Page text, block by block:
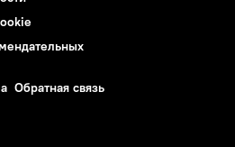
Обратная связь